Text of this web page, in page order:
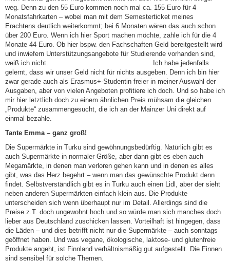
weg. Denn zu den 55 Euro kommen noch mal ca. 155 Euro für 4
Monatsfahrkarten – wobei man mit dem Semesterticket meines
Erachtens deutlich weiterkommt; bei 6 Monaten wären das auch schon
über 200 Euro. Wenn ich hier Sport machen möchte, zahle ich für die 4
Monate 44 Euro. Ob hier bspw. den Fachschaften Geld bereitgestellt wird
und inwiefern Unterstützungsangebote für Studierende vorhanden sind,
weiß ich nicht. Ich habe jedenfalls
gelernt, dass wir unser Geld nicht für nichts ausgeben. Denn ich bin hier
zwar gerade auch als Erasmus+-Studentin freier in meiner Auswahl der
Ausgaben, aber von vielen Angeboten profitiere ich doch. Und so habe ich
mir hier letztlich doch zu einem ähnlichen Preis mühsam die gleichen
„Produkte“ zusammengesucht, die ich an der Mainzer Uni direkt auf
einmal bezahle.
Tante Emma – ganz groß!
Die Supermärkte in Turku sind gewöhnungsbedürftig. Natürlich gibt es
auch Supermärkte in normaler Größe, aber dann gibt es eben auch
Megamärkte, in denen man verloren gehen kann und in denen es alles
gibt, was das Herz begehrt – wenn man das gewünschte Produkt denn
findet. Selbstverständlich gibt es in Turku auch einen Lidl, aber der sieht
neben anderen Supermärkten einfach klein aus. Die Produkte
unterscheiden sich wenn überhaupt nur im Detail. Allerdings sind die
Preise z.T. doch ungewohnt hoch und so würde man sich manches doch
lieber aus Deutschland zuschicken lassen. Vorteilhaft ist hingegen, dass
die Läden – und dies betrifft nicht nur die Supermärkte – auch sonntags
geöffnet haben. Und was vegane, ökologische, laktose- und glutenfreie
Produkte angeht, ist Finnland verhältnismäßig gut aufgestellt. Die Finnen
sind sensibel für solche Themen.